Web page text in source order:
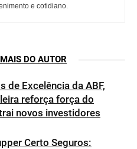
e cotidiano.
MAIS DO AUTOR
de Excelência da ABF,
reforça força do
novos investidores
Certo Seguros: